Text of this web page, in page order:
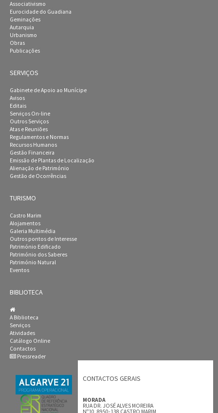
Associativismo
Eurocidade do Guadiana
Geminações
Autarquia
Urbanismo
Obras
Publicações
SERVIÇOS
Gabinete de Apoio ao Munícipe
Avisos
Editais
Serviços On-line
Outros Serviços
Atas e Reuniões
Regulamentos e Normas
Recursos Humanos
Gestão Financeira
Emissão de Plantas de Localização
Alienação de Património
Gestão de Ocorrências
TURISMO
Castro Marim
Alojamentos
Galeria Multimédia
Outros pontos de Interesse
Património Edificado
Património dos Saberes
Património Natural
Eventos
BIBLIOTECA
A Biblioteca
Serviços
Atividades
Catálogo Online
Contactos
Pressreader
CONTACTOS GERAIS
MORADA
RUA DR. JOSÉ ALVES MOREIRA
Nº10, 8950-138 CASTRO MARIM